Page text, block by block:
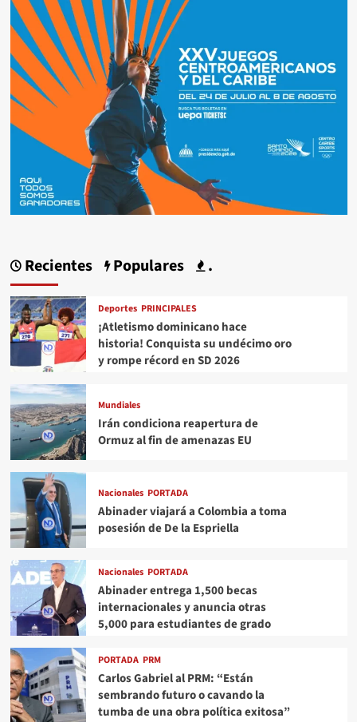
Recientes Populares .
Deportes PRINCIPALES
¡Atletismo dominicano hace
historia! Conquista su undécimo oro
y rompe récord en SD 2026
Mundiales
Irán condiciona reapertura de
Ormuz al fin de amenazas EU
Nacionales PORTADA
Abinader viajará a Colombia a toma
posesión de De la Espriella
Nacionales PORTADA
Abinader entrega 1,500 becas
internacionales y anuncia otras
5,000 para estudiantes de grado
PORTADA PRM
Carlos Gabriel al PRM: “Están
sembrando futuro o cavando la
tumba de una obra política exitosa”